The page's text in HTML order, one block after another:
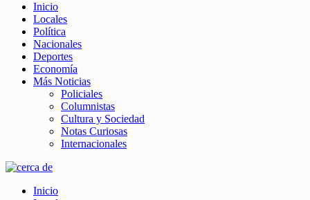
Inicio
Locales
Política
Nacionales
Deportes
Economía
Más Noticias
Policiales
Columnistas
Cultura y Sociedad
Notas Curiosas
Internacionales
Inicio